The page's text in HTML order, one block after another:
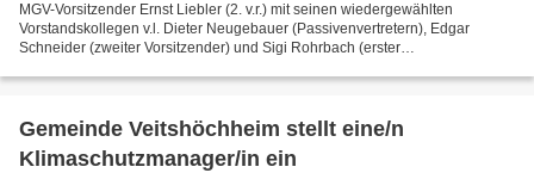
MGV-Vorsitzender Ernst Liebler (2. v.r.) mit seinen wiedergewählten
Vorstandskollegen v.l. Dieter Neugebauer (Passivenvertretern), Edgar
Schneider (zweiter Vorsitzender) und Sigi Rohrbach (erster
Gemeinde Veitshöchheim stellt eine/n
Klimaschutzmanager/in ein